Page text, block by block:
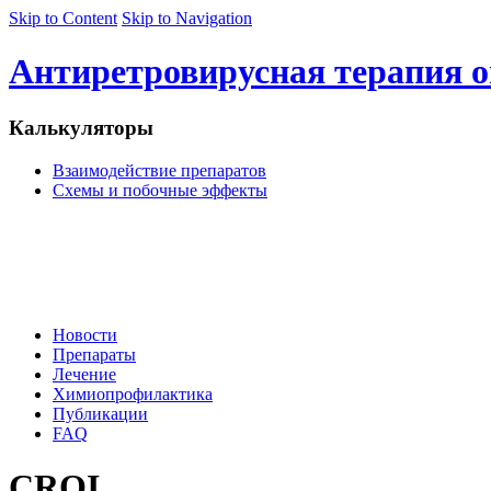
Skip to Content Skip to Navigation
Антиретровирусная терапия
Калькуляторы
Взаимодействие препаратов
Схемы и побочные эффекты
Новости
Препараты
Лечение
Химиопрофилактика
Публикации
FAQ